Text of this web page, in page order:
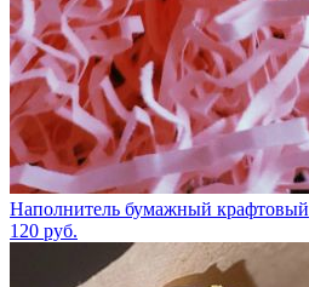
Наполнитель бумажный крафтовый
120 руб.